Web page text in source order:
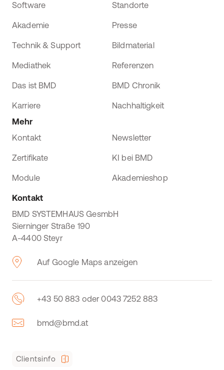
Software
Akademie
Technik & Support
Mediathek
Das ist BMD
Karriere
Standorte
Presse
Bildmaterial
Referenzen
BMD Chronik
Nachhaltigkeit
Mehr
Kontakt
Newsletter
Zertifikate KI bei BMD
Module Akademieshop
Kontakt
BMD SYSTEMHAUS GesmbH
Sierninger Straße 190
A-4400 Steyr
Auf Google Maps anzeigen
+43 50 883 oder 0043 7252 883
bmd@bmd.at
Clientsinfo